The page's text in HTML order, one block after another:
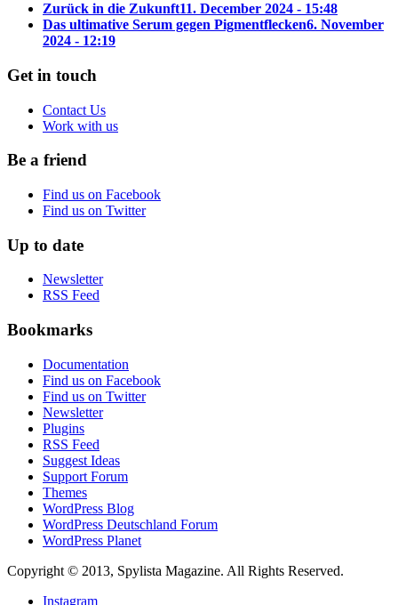
Zurück in die Zukunft11. December 2024 - 15:48
Das ultimative Serum gegen Pigmentflecken6. November
2024 - 12:19
Get in touch
Contact Us
Work with us
Be a friend
Find us on Facebook
Find us on Twitter
Up to date
Newsletter
RSS Feed
Bookmarks
Documentation
Find us on Facebook
Find us on Twitter
Newsletter
Plugins
RSS Feed
Suggest Ideas
Support Forum
Themes
WordPress Blog
WordPress Deutschland Forum
WordPress Planet
Copyright © 2013, Spylista Magazine. All Rights Reserved.
Instagram